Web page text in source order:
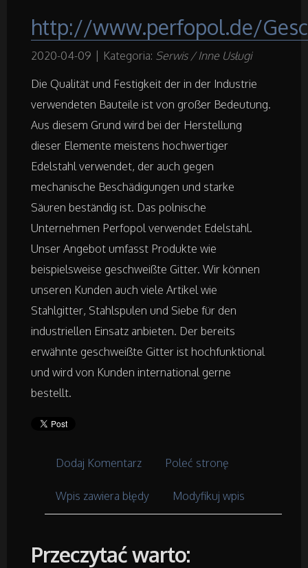
Remonty, Elektryk, Hydraulik
Działki
Drzwi i Okna
Nieruchomości, Działki
Domy, Mieszkania
Badania
Placówki Edukacyjne
Kursy i Szkolenia
Handel Online
Biżuteria
http://www.perfopol.de/
2020-04-09 Kategoria: Serwis / Inne Usługi
Die Qualität und Festigkeit der in der Industrie
verwendeten Bauteile ist von großer Bedeutung.
Aus diesem Grund wird bei der Herstellung
dieser Elemente meistens hochwertiger
Edelstahl verwendet, der auch gegen
mechanische Beschädigungen und starke
Säuren beständig ist. Das polnische
Unternehmen Perfopol verwendet Edelstahl.
Unser Angebot umfasst Produkte wie
beispielsweise geschweißte Gitter. Wir können
unseren Kunden auch viele Artikel wie
Stahlgitter, Stahlspulen und Siebe für den
industriellen Einsatz anbieten. Der bereits
erwähnte geschweißte Gitter ist hochfunktional
und wird von Kunden international gerne
bestellt.
Dodaj Komentarz Poleć stronę
Wpis zawiera błędy Modyfikuj wpis
Przeczytać warto: